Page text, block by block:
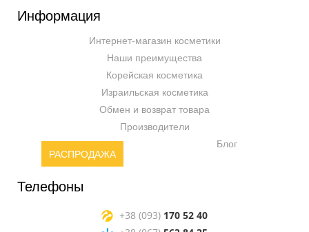
Информация
Интернет-магазин косметики
Наши преимущества
Корейская косметика
Израильская косметика
Обмен и возврат товара
Производители
РАСПРОДАЖА
Блог
Телефоны
+38 (093) 170 52 40